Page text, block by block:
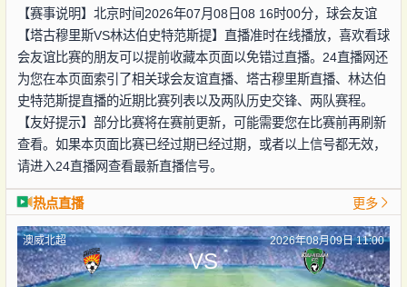
【赛事说明】北京时间2026年07月08日08 16时00分，球会友谊
【塔古穆里斯VS林达伯史特范斯提】直播准时在线播放，喜欢看球
会友谊比赛的朋友可以提前收藏本页面以免错过直播。24直播网还
为您在本页面索引了相关球会友谊直播、塔古穆里斯直播、林达伯
史特范斯提直播的近期比赛列表以及两队历史交锋、两队赛程。
【友好提示】部分比赛将在赛前更新，可能需要您在比赛前再刷新
查看。如果本页面比赛已经过期已经过期，或者以上信号都无效，
请进入24直播网查看最新直播信号。
热点直播 更多
澳威北超 2026年08月09日 11:00
VS